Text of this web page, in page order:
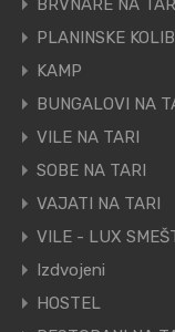
BRVNARE NA
PLANINSKE
KAMP
BUNGALOVI NA
VILE NA TARI
SOBE NA TARI
VAJATI NA TARI
VILE - LUX
Izdvojeni
HOSTEL